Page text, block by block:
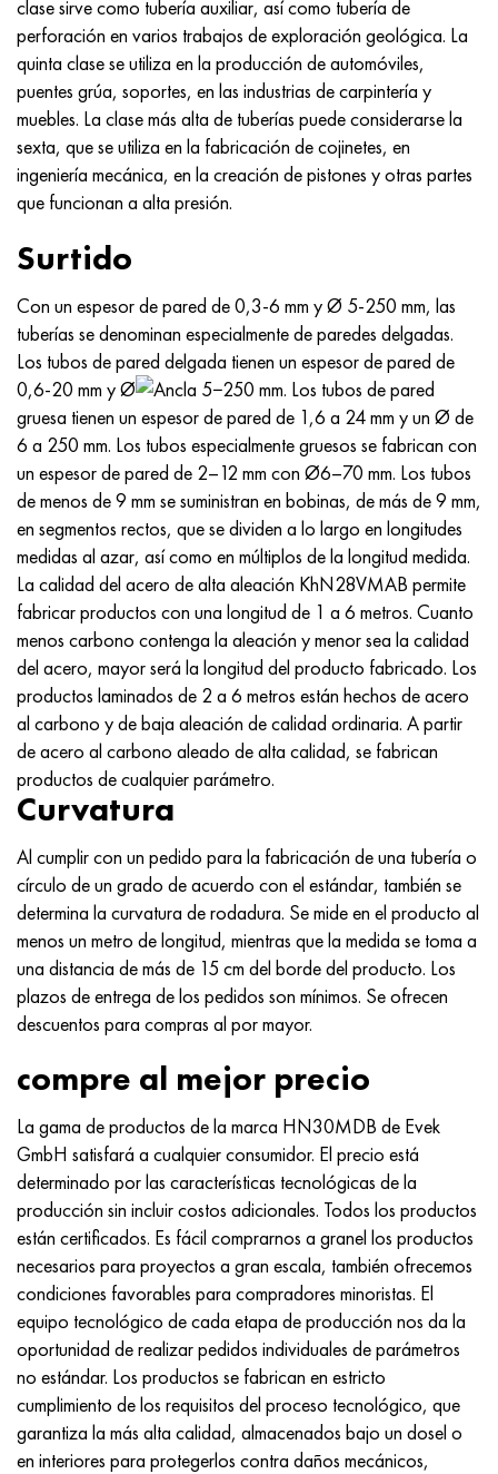
clase sirve como tubería auxiliar, así como tubería de
perforación en varios trabajos de exploración geológica. La
quinta clase se utiliza en la producción de automóviles,
puentes grúa, soportes, en las industrias de carpintería y
muebles. La clase más alta de tuberías puede considerarse la
sexta, que se utiliza en la fabricación de cojinetes, en
ingeniería mecánica, en la creación de pistones y otras partes
que funcionan a alta presión.
Surtido
Con un espesor de pared de 0,3-6 mm y Ø 5-250 mm, las
tuberías se denominan especialmente de paredes delgadas.
Los tubos de pared delgada tienen un espesor de pared de
0,6-20 mm y Ø
5−250 mm. Los tubos de pared
gruesa tienen un espesor de pared de 1,6 a 24 mm y un Ø de
6 a 250 mm. Los tubos especialmente gruesos se fabrican con
un espesor de pared de 2–12 mm con Ø6–70 mm. Los tubos
de menos de 9 mm se suministran en bobinas, de más de 9 mm,
en segmentos rectos, que se dividen a lo largo en longitudes
medidas al azar, así como en múltiplos de la longitud medida.
La calidad del acero de alta aleación KhN28VMAB permite
fabricar productos con una longitud de 1 a 6 metros. Cuanto
menos carbono contenga la aleación y menor sea la calidad
del acero, mayor será la longitud del producto fabricado. Los
productos laminados de 2 a 6 metros están hechos de acero
al carbono y de baja aleación de calidad ordinaria. A partir
de acero al carbono aleado de alta calidad, se fabrican
productos de cualquier parámetro.
Curvatura
Al cumplir con un pedido para la fabricación de una tubería o
círculo de un grado de acuerdo con el estándar, también se
determina la curvatura de rodadura. Se mide en el producto al
menos un metro de longitud, mientras que la medida se toma a
una distancia de más de 15 cm del borde del producto. Los
plazos de entrega de los pedidos son mínimos. Se ofrecen
descuentos para compras al por mayor.
compre al mejor precio
La gama de productos de la marca HN30MDB de Evek
GmbH satisfará a cualquier consumidor. El precio está
determinado por las características tecnológicas de la
producción sin incluir costos adicionales. Todos los productos
están certificados. Es fácil comprarnos a granel los productos
necesarios para proyectos a gran escala, también ofrecemos
condiciones favorables para compradores minoristas. El
equipo tecnológico de cada etapa de producción nos da la
oportunidad de realizar pedidos individuales de parámetros
no estándar. Los productos se fabrican en estricto
cumplimiento de los requisitos del proceso tecnológico, que
garantiza la más alta calidad, almacenados bajo un dosel o
en interiores para protegerlos contra daños mecánicos,
Nimónico 90
Nimónico 263
Haynes 25
Haynes 188
Hastelloy b3
hastelloy c4
hastelloy c22
Hastelloy C-276
Hastelloy C2000
Hastelloy 3
Hastelloy x
udimet 500
udimet 720
tubo de precisión
H70MFV
AM-350 - ams 5548
AM-355 - ams 5547
Custom 450® - uns S45000
Ascoloy griego 418
45Х14Н14В2М
50X14MF
65X13
90X18MF
ac35g2, 36smnpb14, 1.0765
38x2n2ma, 34CrNiMo6, 40NiCrMo7
40hn2ma, 34CrNiMo4, 36hnm
38hs, 37hs
40G, 40Mn4, AISI 1035
38XM, 42CrMo4, AISI 1.7225
40ХН, 36NiCr6, AISI 3135
40XFA, 1.7223, AISI 4142
45X, 45h, 1.7035
45HN2MFA, k2425, 45hnmf
A40G, 44smn28, 1.0762, 46s20